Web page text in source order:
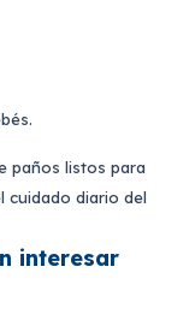
paños listos para
cuidado diario del
interesar